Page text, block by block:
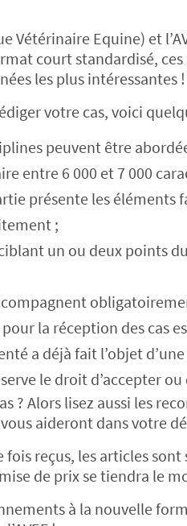
Vétérinaire Equine) et
court standardisé,
les plus intéressantes
votre cas, voici
peuvent être
entre 6 000 et 7 000
présente les éléments
;
un ou deux points
pour la réception des cas
a déjà fait l’objet
le droit d’accepter ou
? Alors lisez aussi les
aideront dans votre
reçus, les articles
de prix se tiendra le
à la nouvelle